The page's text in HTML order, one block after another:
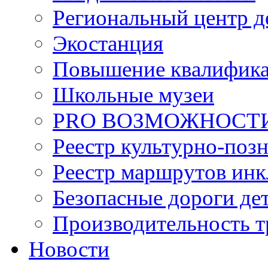
Региональный центр
Экостанция
Повышение
Школьные музеи
PRO
Реестр культурно-
Реестр маршрутов
Безопасные дороги
Производительность
Новости